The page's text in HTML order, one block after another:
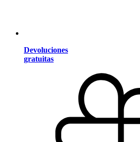
Devoluciones
gratuitas